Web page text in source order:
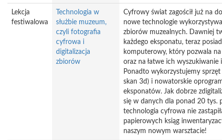
Lekcja
festiwalowa
Technologia w
służbie muzeum,
czyli fotografia
cyfrowa i
digitalizacja
zbiorów
Cyfrowy świat zagościł już na
nowe technologie
zbiorów muzealnych. Dawniej
każdego eksponatu, teraz
komputerowy, który pozwala
oraz na łatwe ich wyszukiwanie
Ponadto wykorzystujemy
skan 3d) i nowatorskie
eksponatów. Jak dobrze
się w danych dla ponad 20 tys.
technologia cyfrowa nie
papierowych ksiąg
naszym nowym warsztacie!